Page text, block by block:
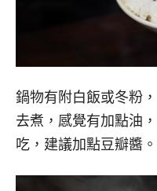
鍋物有附白飯或冬粉
去煮，感覺有加點油
吃，建議加點豆瓣醬。